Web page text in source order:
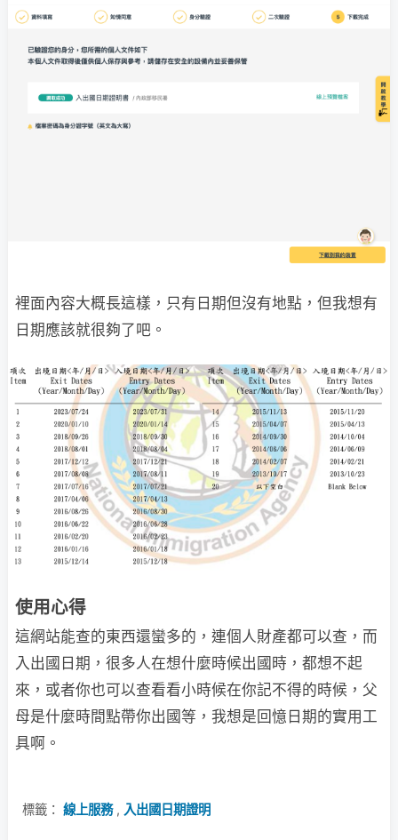
裡面內容大概長這樣，只有日期但沒有地點，但我想有
日期應該就很夠了吧。
使用心得
這網站能查的東西還蠻多的，連個人財產都可以查，而
入出國日期，很多人在想什麼時候出國時，都想不起
來，或者你也可以查看看小時候在你記不得的時候，父
母是什麼時間點帶你出國等，我想是回憶日期的實用工
具啊。
標籤： 線上服務, 入出國日期證明